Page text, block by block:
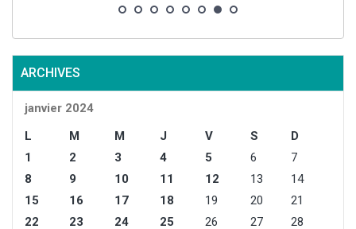
ARCHIVES
janvier 2024
L
M M J V S
D
1
2 3 4 5 6
7
8
9 10 11 12 13
14
15
16 17 18 19 20
21
22
23 24 25 26 27
28